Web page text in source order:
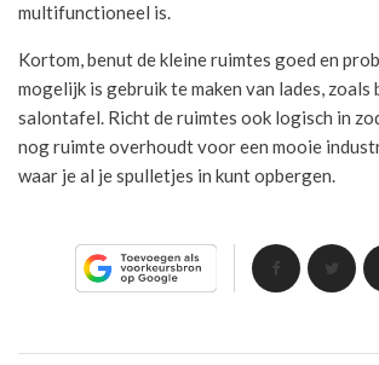
multifunctioneel is.
Kortom, benut de kleine ruimtes goed en
mogelijk is gebruik te maken van lades, zoals
salontafel. Richt de ruimtes ook logisch in
nog ruimte overhoudt voor een mooie
waar je al je spulletjes in kunt opbergen.